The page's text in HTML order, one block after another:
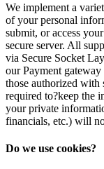
We implement a
of your personal
submit, or access
secure server. All
via Secure Socket
our Payment
those authorized with
required to?keep the
your private
financials, etc.) will
Do we use cookies?